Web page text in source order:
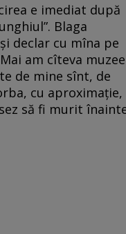
e imediat după
Blaga
declar cu mîna pe
am cîteva muzee
de mine sînt, de
cu aproximație,
să fi murit